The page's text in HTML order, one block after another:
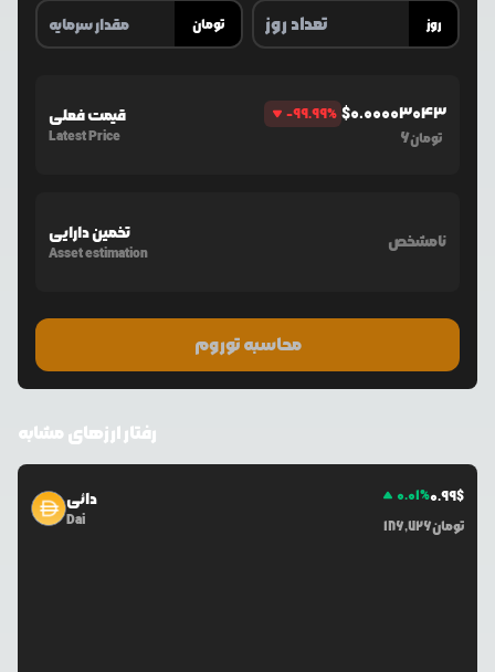
تومان روز
قیمت فعلی
Latest Price
-99.99% $0.00003043
6تومان
تخمین دارایی
Asset estimation
نامشخص
محاسبه توروم
رفتار ارزهای مشابه
دائی
Dai
0.01%0.99$
186,726تومان